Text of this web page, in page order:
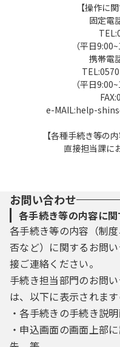
【操作に
固定電
（平日
携帯電
（平日
e-MAIL:help-
【各種手続き等の
直接担当課に
お問い合わせ
各手続き等の内容に
各手続き等の内容（制
否など）に関するお問
接ご連絡ください。
手続き担当部門のお問
は、以下に表示されま
・各手続きの手続き説
・申込画面の画面上部